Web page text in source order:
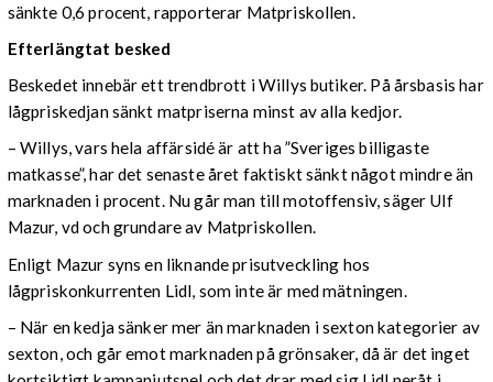
sänkte 0,6 procent, rapporterar Matpriskollen.
Efterlängtat besked
Beskedet innebär ett trendbrott i Willys butiker. På årsbasis har
lågpriskedjan sänkt matpriserna minst av alla kedjor.
– Willys, vars hela affärsidé är att ha ”Sveriges billigaste
matkasse”, har det senaste året faktiskt sänkt något mindre än
marknaden i procent. Nu går man till motoffensiv, säger Ulf
Mazur, vd och grundare av Matpriskollen.
Enligt Mazur syns en liknande prisutveckling hos
lågpriskonkurrenten Lidl, som inte är med mätningen.
– När en kedja sänker mer än marknaden i sexton kategorier av
sexton, och går emot marknaden på grönsaker, då är det inget